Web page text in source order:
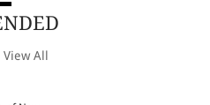
View All